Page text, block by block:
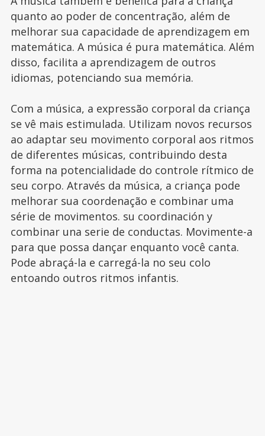
quanto ao poder de concentração, além de
melhorar sua capacidade de aprendizagem em
matemática. A música é pura matemática. Além
disso, facilita a aprendizagem de outros
idiomas, potenciando sua memória.
Com a música, a expressão corporal da criança
se vê mais estimulada. Utilizam novos recursos
ao adaptar seu movimento corporal aos ritmos
de diferentes músicas, contribuindo desta
forma na potencialidade do controle rítmico de
seu corpo. Através da música, a criança pode
melhorar sua coordenação e combinar uma
série de movimentos. su coordinación y
combinar una serie de conductas. Movimente-a
para que possa dançar enquanto você canta.
Pode abraçá-la e carregá-la no seu colo
entoando outros ritmos infantis.